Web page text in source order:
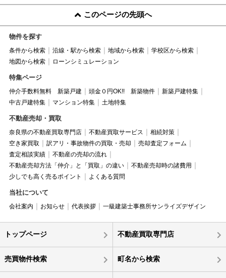
このページの先頭へ
物件を探す
条件から検索 沿線・駅から検索 地域から検索
学校区から検索
地図から検索
ローンシミュレーション
特集ページ
仲介手数料無料 新築戸建 頭金０円OK!! 新築物件
新築戸建特集
中古戸建特集
マンション特集 土地特集
不動産売却・買取
奈良県の不動産買取専門店 不動産買取サービス
相続対策
空き家買取
訳アリ・事故物件の買取・売却
売却査定フォーム
査定相談実績
不動産の売却の流れ
不動産売却方法「仲介」と「買取」の違い
不動産売却時の諸費用
少しでも高く売るポイント
よくある質問
当社について
会社案内 お知らせ 代表挨拶 一級建築士事務所サンライズデザイン
トップページ 不動産買取専門店
売買物件検索 町名から検索